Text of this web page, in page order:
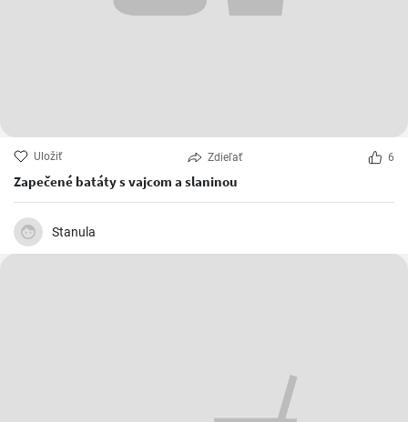
Uložiť Zdieľať 6
Zapečené batáty s vajcom a slaninou
Stanula